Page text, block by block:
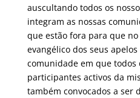
auscultando todos os
integram as nossas
que estão fora para que
evangélico dos seus
comunidade em que todos
participantes activos da
também convocados a ser